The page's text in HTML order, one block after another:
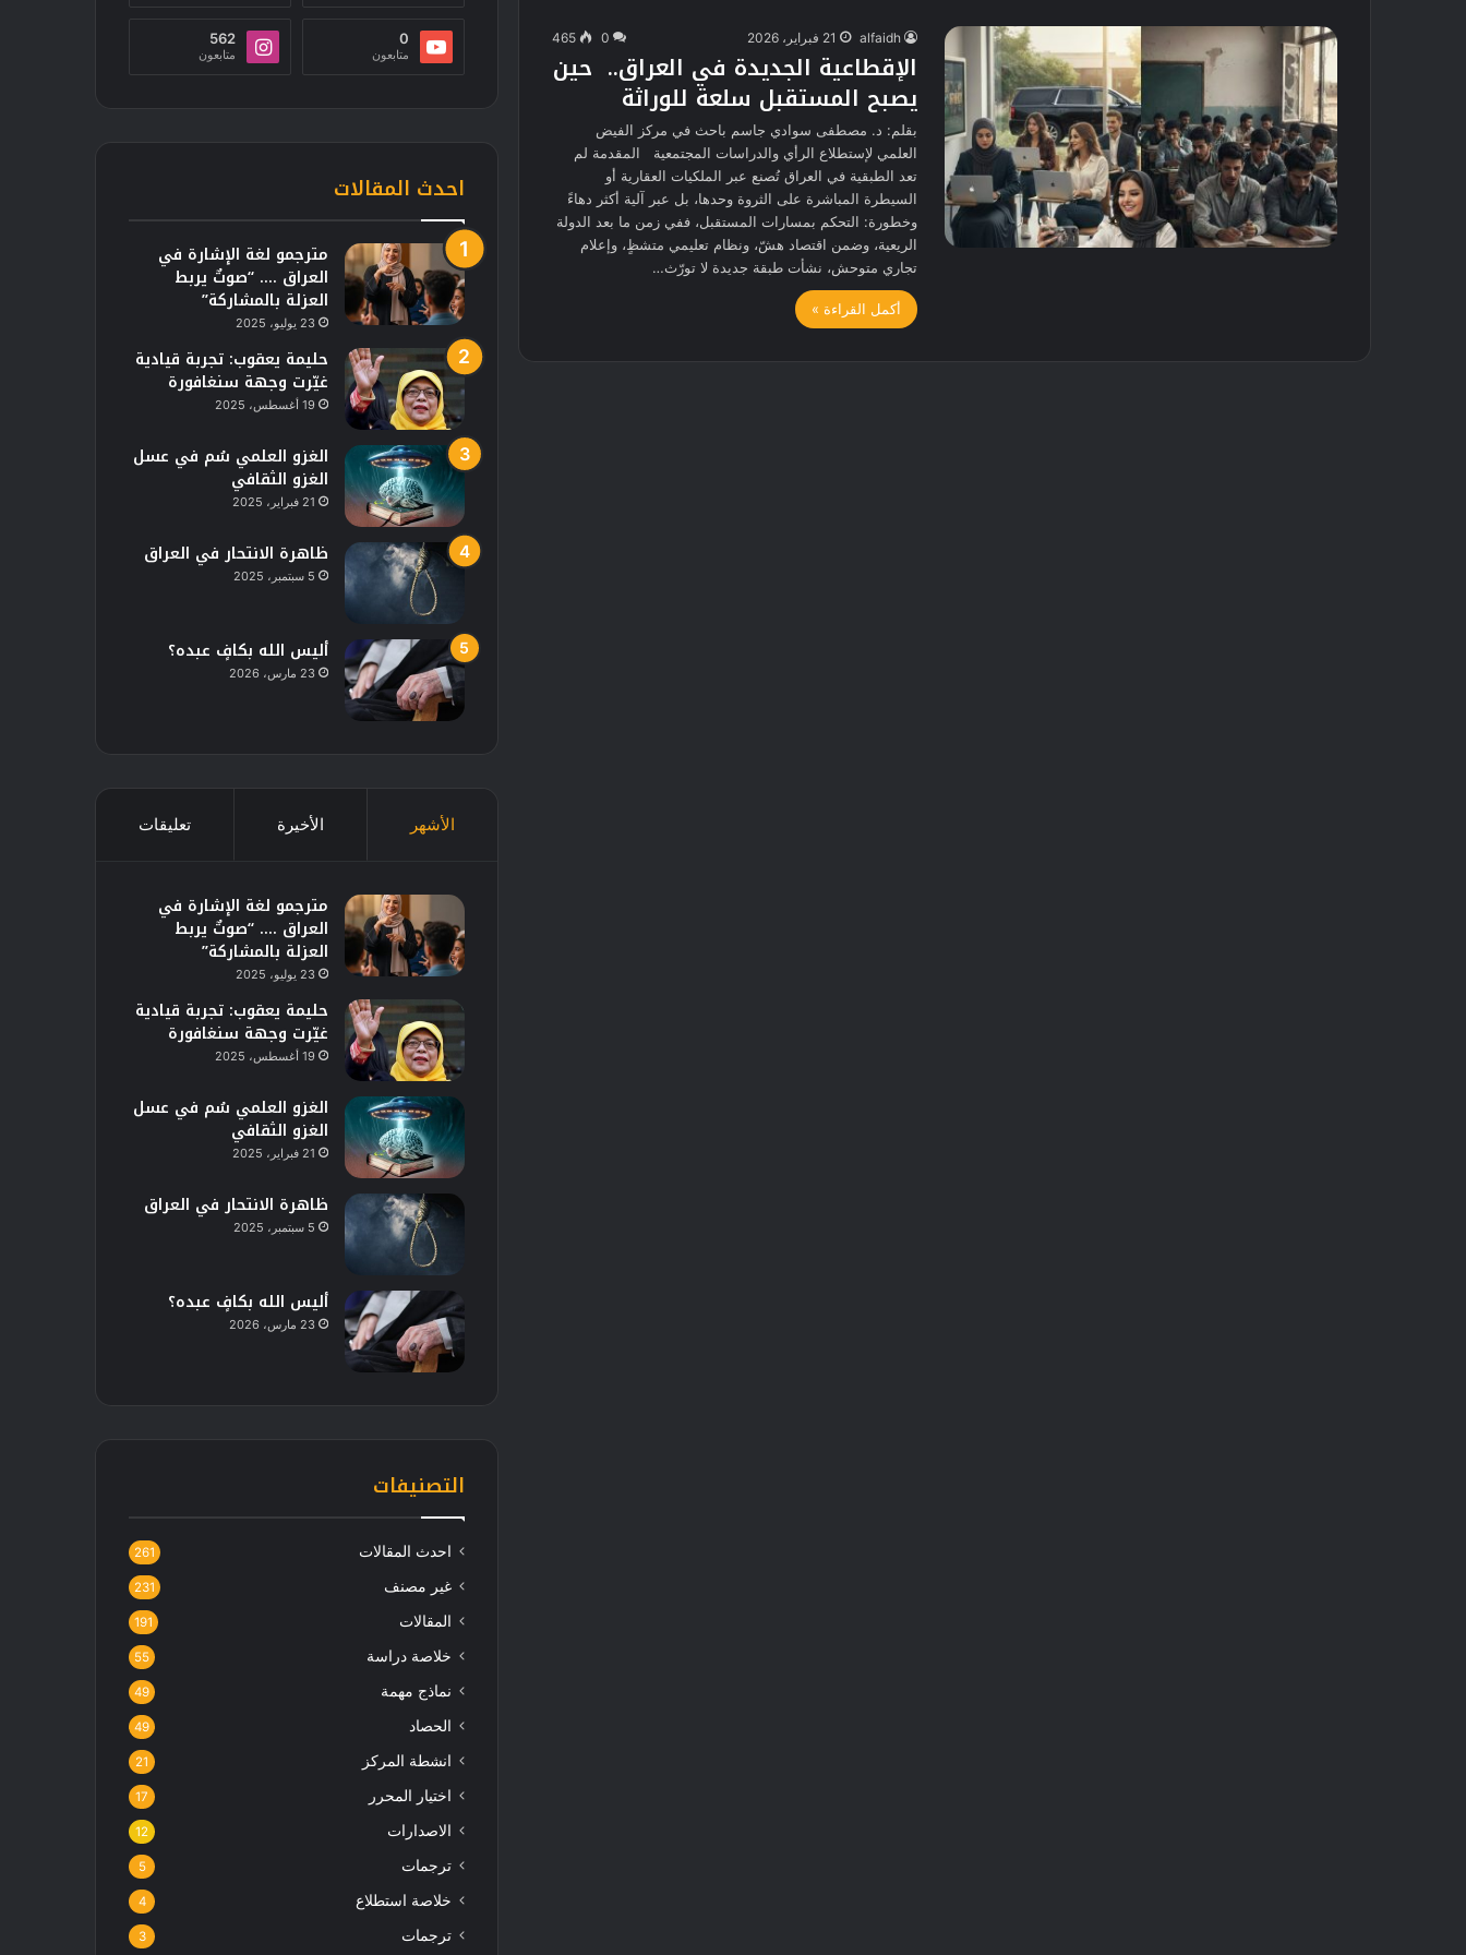
alfaidh 21 فبراير، 2026 0
465
الإقطاعية الجديدة في العراق.. حين
يصبح المستقبل سلعة للوراثة
بقلم: د. مصطفى سوادي جاسم باحث في مركز الفيض
العلمي لإستطلاع الرأي والدراسات المجتمعية المقدمة لم
تعد الطبقية في العراق تُصنع عبر الملكيات العقارية أو
السيطرة المباشرة على الثروة وحدها، بل عبر آلية أكثر دهاءً
وخطورة: التحكم بمسارات المستقبل، ففي زمن ما بعد الدولة
الريعية، وضمن اقتصاد هشّ، ونظام تعليمي متشظٍ، وإعلام
تجاري متوحش، نشأت طبقة جديدة لا تورّث…
أكمل القراءة »
0
متابعون
562
متابعون
احدث المقالات
مترجمو لغة الإشارة في
العراق …. “صوتٌ يربط
العزلة بالمشاركة”
23 يوليو، 2025
حليمة يعقوب: تجربة قيادية
غيّرت وجهة سنغافورة
19 أغسطس، 2025
الغزو العلمي سُم في عسل
الغزو الثقافي
21 فبراير، 2025
ظاهرة الانتحار في العراق
5 سبتمبر، 2025
أليس الله بكافٍ عبده؟
23 مارس، 2026
الأشهر الأخيرة تعليقات
مترجمو لغة الإشارة في
العراق …. “صوتٌ يربط
العزلة بالمشاركة”
23 يوليو، 2025
حليمة يعقوب: تجربة قيادية
غيّرت وجهة سنغافورة
19 أغسطس، 2025
الغزو العلمي سُم في عسل
الغزو الثقافي
21 فبراير، 2025
ظاهرة الانتحار في العراق
5 سبتمبر، 2025
أليس الله بكافٍ عبده؟
23 مارس، 2026
التصنيفات
احدث المقالات 261
غير مصنف 231
المقالات 191
خلاصة دراسة 55
نماذج مهمة 49
الحصاد 49
انشطة المركز 21
اختيار المحرر 17
الاصدارات 12
ترجمات 5
خلاصة استطلاع 4
ترجمات 3